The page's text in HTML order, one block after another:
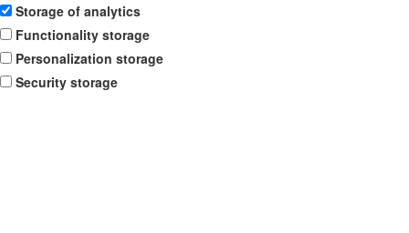
Storage of analytics
Functionality storage
Personalization storage
Security storage